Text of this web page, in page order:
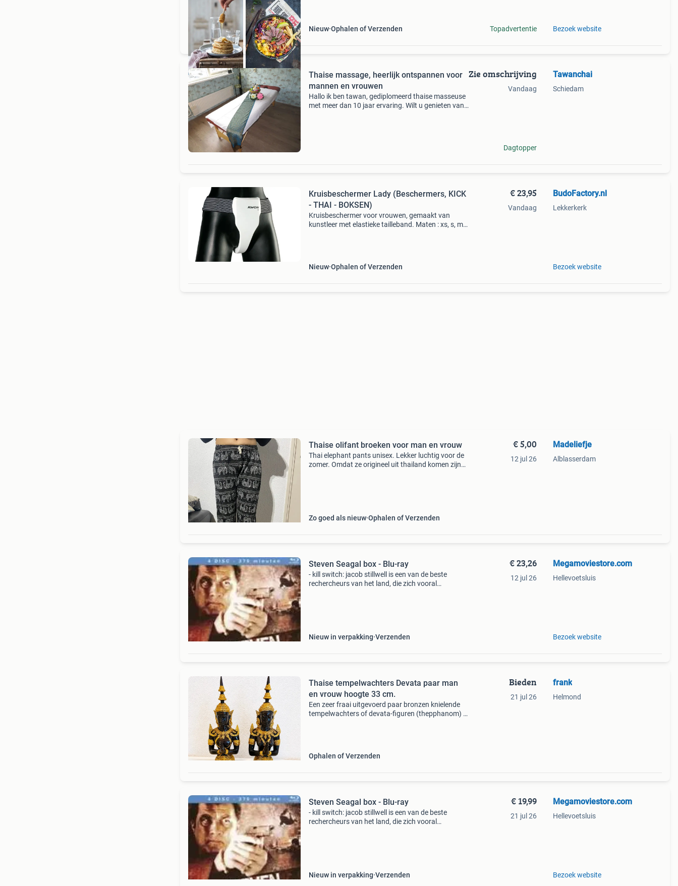
Nieuw Ophalen of Verzenden Topadvertentie Bezoek website
Thaise massage, heerlijk ontspannen voor
mannen en vrouwen
Hallo ik ben tawan, gediplomeerd thaise masseuse
met meer dan 10 jaar ervaring. Wilt u genieten van
Zie omschrijving
Vandaag
Dagtopper
Tawanchai
Schiedam
Kruisbeschermer Lady (Beschermers, KICK
- THAI - BOKSEN)
Kruisbeschermer voor vrouwen, gemaakt van
kunstleer met elastieke tailleband. Maten : xs, s, m, l
Nieuw Ophalen of Verzenden
€ 23,95
Vandaag
BudoFactory.nl
Lekkerkerk
Bezoek website
Thaise olifant broeken voor man en vrouw
Thai elephant pants unisex. Lekker luchtig voor de
zomer. Omdat ze origineel uit thailand komen zijn
Zo goed als nieuw Ophalen of Verzenden
€ 5,00
12 jul 26
Madeliefje
Alblasserdam
Steven Seagal box - Blu-ray
- kill switch: jacob stillwell is een van de beste
rechercheurs van het land, die zich vooral
Nieuw in verpakking Verzenden
€ 23,26
12 jul 26
Megamoviestore.com
Hellevoetsluis
Bezoek website
Thaise tempelwachters Devata paar man
en vrouw hoogte 33 cm.
Een zeer fraai uitgevoerd paar bronzen knielende
tempelwachters of devata-figuren (thepphanom) in
Ophalen of Verzenden
Bieden
21 jul 26
frank
Helmond
Steven Seagal box - Blu-ray
- kill switch: jacob stillwell is een van de beste
rechercheurs van het land, die zich vooral
Nieuw in verpakking Verzenden
€ 19,99
21 jul 26
Megamoviestore.com
Hellevoetsluis
Bezoek website